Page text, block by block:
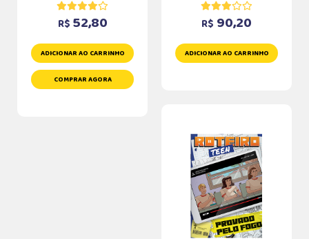
R$ 52,80
ADICIONAR AO CARRINHO
COMPRAR AGORA
R$ 90,20
ADICIONAR AO CARRINHO